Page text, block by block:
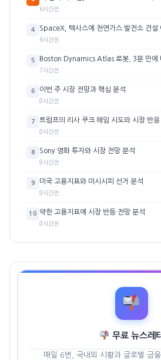
6시간전
4 SpaceX, 텍사스에 천연가스 발전소 건설
6시간전
5 Boston Dynamics Atlas 로봇, 3분 만에
7시간전
6 이번 주 시장 전망과 핵심 분석
8시간전
7 트럼프의 리사 쿠크 해임 시도와 시장 반응
8시간전
8 Sony 영화 투자와 시장 전망 분석
8시간전
9 미국 고용지표와 미시시피 선거 분석
8시간전
10 약한 고용지표에 시장 반등 전망 분석
8시간전
무료 뉴스레
매일 6번, 국내외 시황과 글로벌 금